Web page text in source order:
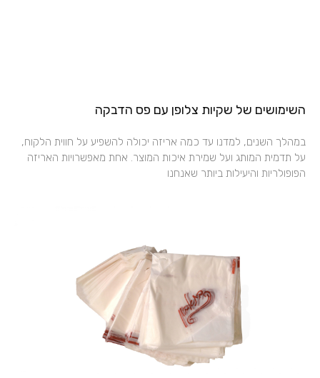
השימושים של שקיות צלופן עם פס הדבקה
במהלך השנים, למדנו עד כמה אריזה יכולה להשפיע על חווית הלקוח,
על תדמית המותג ועל שמירת איכות המוצר. אחת מאפשרויות האריזה
הפופולריות והיעילות ביותר שאנחנו